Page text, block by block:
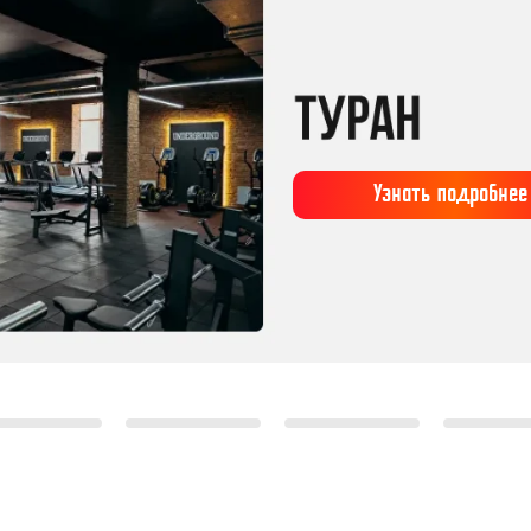
Узнать подробнее